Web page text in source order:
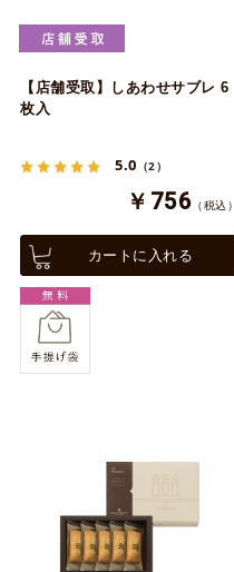
【店舗受取】しあわせサブレ 6
枚入
5.0 （2）
￥756 （税込）
カートに入れる